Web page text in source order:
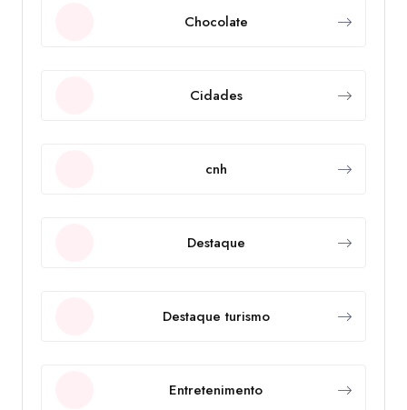
Chocolate
Cidades
cnh
Destaque
Destaque turismo
Entretenimento